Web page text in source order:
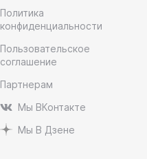
Политика
конфиденциальности
Пользовательское
соглашение
Партнерам
Мы ВКонтакте
Мы В Дзене